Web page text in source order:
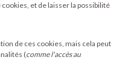
et de laisser la possibilité
de ces cookies, mais cela peut
(comme l'accès au